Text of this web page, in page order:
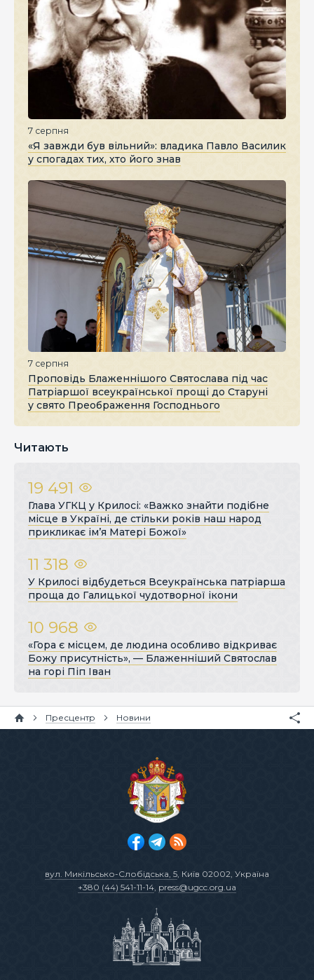
7 серпня
«Я завжди був вільний»: владика Павло Василик
у спогадах тих, хто його знав
7 серпня
Проповідь Блаженнішого Святослава під час
Патріаршої всеукраїнської прощі до Старуні
у свято Преображення Господнього
Читають
19 491
Глава УГКЦ у Крилосі: «Важко знайти подібне
місце в Україні, де стільки років наш народ
прикликає ім’я Матері Божої»
11 318
У Крилосі відбудеться Всеукраїнська патріарша
проща до Галицької чудотворної ікони
10 968
«Гора є місцем, де людина особливо відкриває
Божу присутність», — Блаженніший Святослав
на горі Піп Іван
Пресцентр Новини
вул. Микільсько-Слобідська, 5, Київ 02002, Україна
+380 (44) 541-11-14, press@ugcc.org.ua